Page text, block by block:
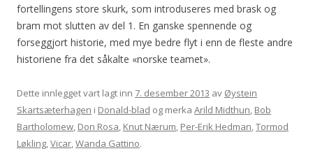
fortellingens store skurk, som introduseres med brask og
bram mot slutten av del 1. En ganske spennende og
forseggjort historie, med mye bedre flyt i enn de fleste andre
historiene fra det såkalte «norske teamet».
Dette innlegget vart lagt inn 7. desember 2013 av Øystein
Skartsæterhagen i Donald-blad og merka Arild Midthun, Bob
Bartholomew, Don Rosa, Knut Nærum, Per-Erik Hedman,Tormod
Løkling,Vicar,Wanda Gattino.